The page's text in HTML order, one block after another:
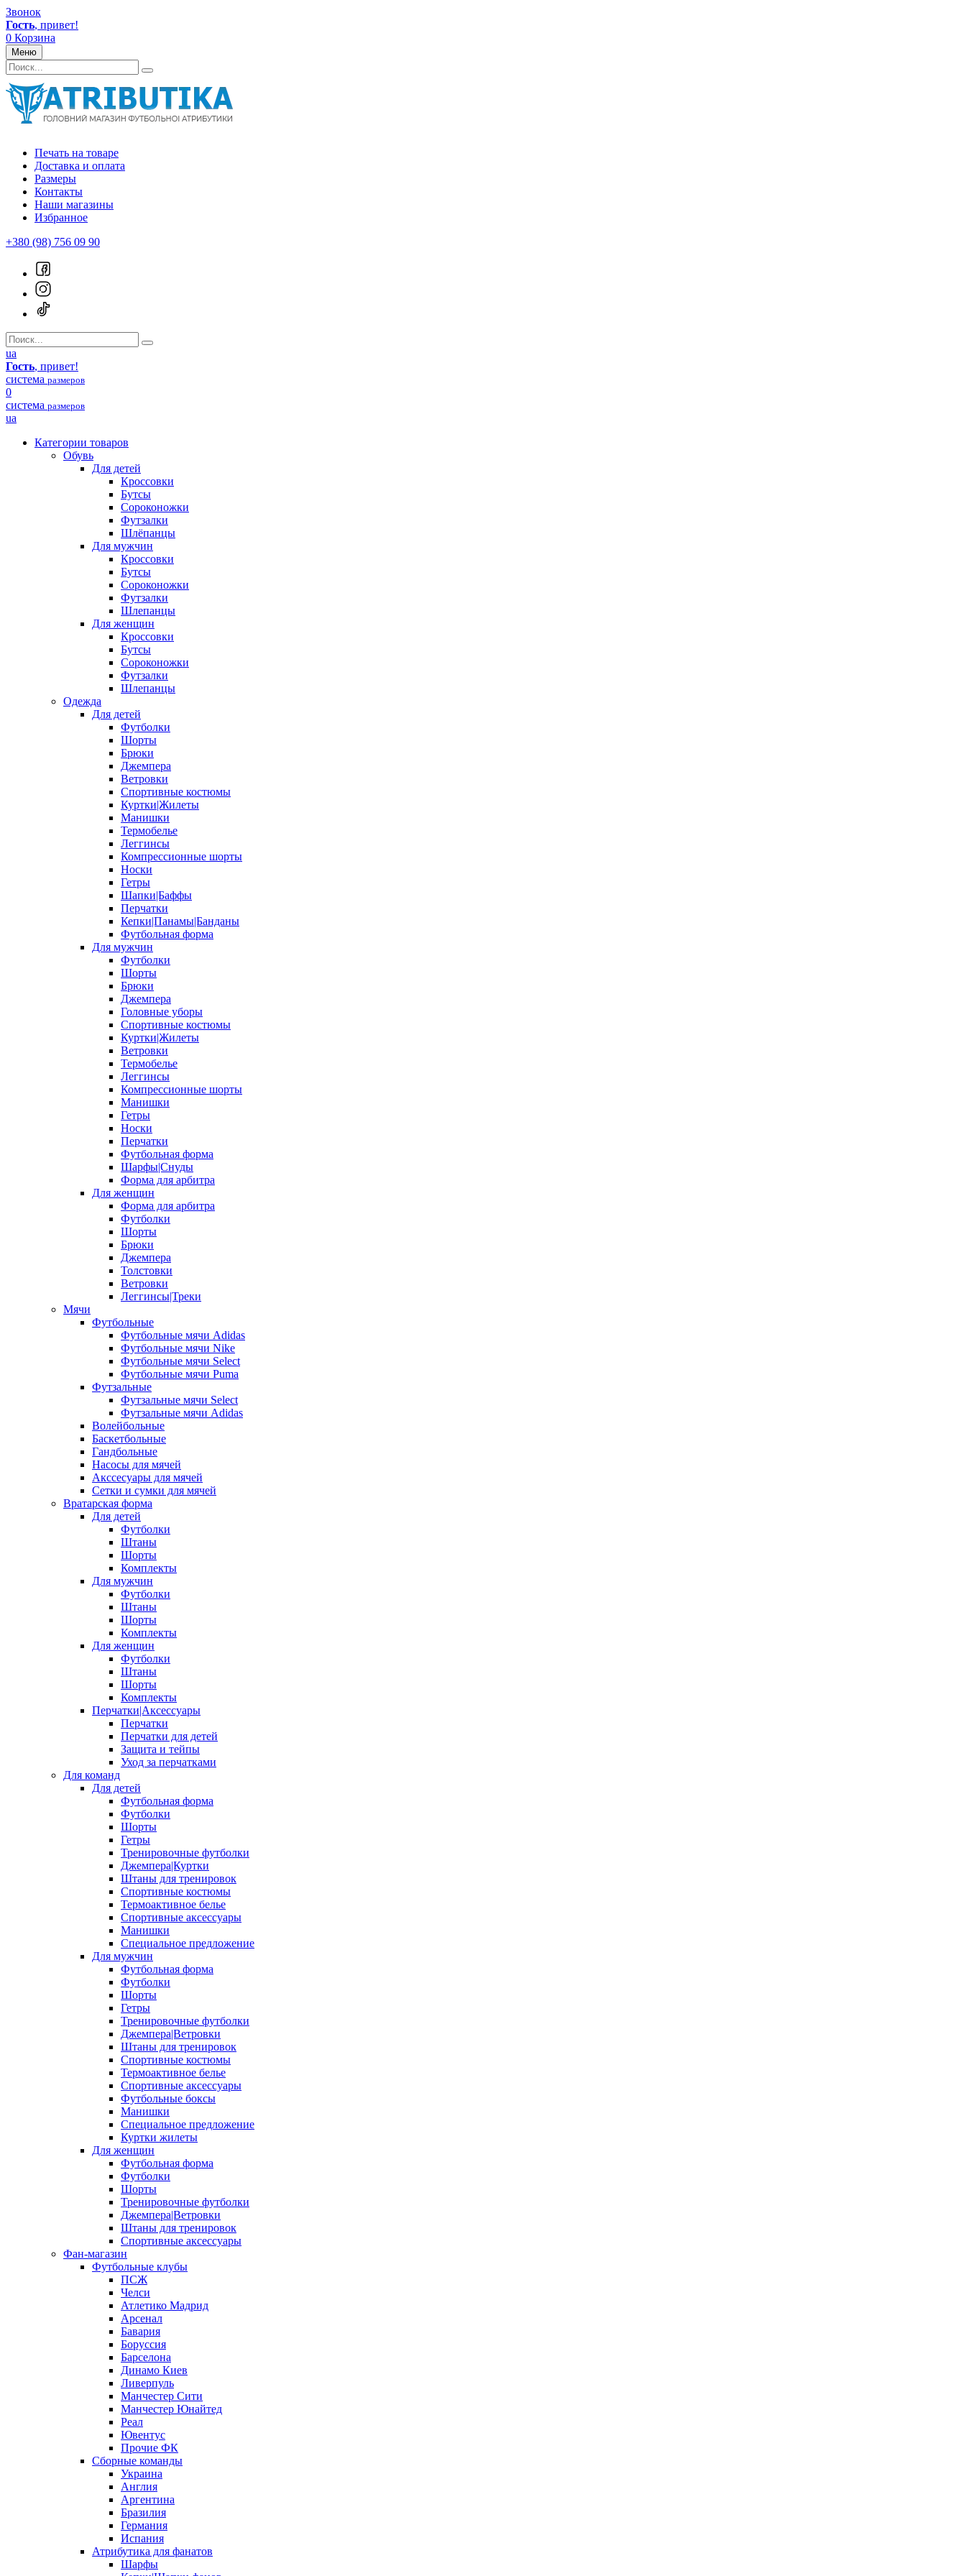
Звонок
Гость, привет!
0 Корзина
Меню
Печать на товаре
Доставка и оплата
Размеры
Контакты
Наши магазины
Избранное
+380 (98) 756 09 90
ua
Гость, привет!
система размеров
0
система размеров
ua
Категории товаров
Обувь
Для детей
Кроссовки
Бутсы
Сороконожки
Футзалки
Шлёпанцы
Для мужчин
Кроссовки
Бутсы
Сороконожки
Футзалки
Шлепанцы
Для женщин
Кроссовки
Бутсы
Сороконожки
Футзалки
Шлепанцы
Одежда
Для детей
Футболки
Шорты
Брюки
Джемпера
Ветровки
Спортивные костюмы
Куртки|Жилеты
Манишки
Термобелье
Леггинсы
Компрессионные шорты
Носки
Гетры
Шапки|Баффы
Перчатки
Кепки|Панамы|Банданы
Футбольная форма
Для мужчин
Футболки
Шорты
Брюки
Джемпера
Головные уборы
Спортивные костюмы
Куртки|Жилеты
Ветровки
Термобелье
Леггинсы
Компрессионные шорты
Манишки
Гетры
Носки
Перчатки
Футбольная форма
Шарфы|Снуды
Форма для арбитра
Для женщин
Форма для арбитра
Футболки
Шорты
Брюки
Джемпера
Толстовки
Ветровки
Леггинсы|Треки
Мячи
Футбольные
Футбольные мячи Adidas
Футбольные мячи Nike
Футбольные мячи Select
Футбольные мячи Puma
Футзальные
Футзальные мячи Select
Футзальные мячи Adidas
Волейбольные
Баскетбольные
Гандбольные
Насосы для мячей
Акссесуары для мячей
Сетки и сумки для мячей
Вратарская форма
Для детей
Футболки
Штаны
Шорты
Комплекты
Для мужчин
Футболки
Штаны
Шорты
Комплекты
Для женщин
Футболки
Штаны
Шорты
Комплекты
Перчатки|Аксессуары
Перчатки
Перчатки для детей
Защита и тейпы
Уход за перчатками
Для команд
Для детей
Футбольная форма
Футболки
Шорты
Гетры
Тренировочные футболки
Джемпера|Куртки
Штаны для тренировок
Спортивные костюмы
Термоактивное белье
Спортивные аксессуары
Манишки
Специальное предложение
Для мужчин
Футбольная форма
Футболки
Шорты
Гетры
Тренировочные футболки
Джемпера|Ветровки
Штаны для тренировок
Спортивные костюмы
Термоактивное белье
Спортивные аксессуары
Футбольные боксы
Манишки
Специальное предложение
Куртки жилеты
Для женщин
Футбольная форма
Футболки
Шорты
Тренировочные футболки
Джемпера|Ветровки
Штаны для тренировок
Спортивные аксессуары
Фан-магазин
Футбольные клубы
ПСЖ
Челси
Атлетико Мадрид
Арсенал
Бавария
Боруссия
Барселона
Динамо Киев
Ливерпуль
Манчестер Сити
Манчестер Юнайтед
Реал
Ювентус
Прочие ФК
Сборные команды
Украина
Англия
Аргентина
Бразилия
Германия
Испания
Атрибутика для фанатов
Шарфы